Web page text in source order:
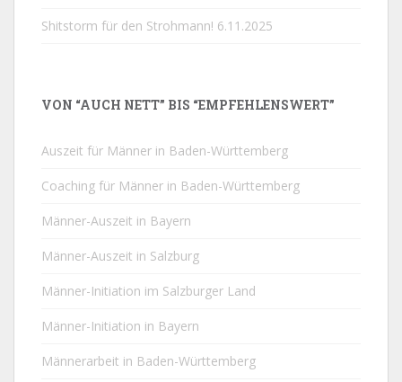
Shitstorm für den Strohmann! 6.11.2025
VON “AUCH NETT” BIS “EMPFEHLENSWERT”
Auszeit für Männer in Baden-Württemberg
Coaching für Männer in Baden-Württemberg
Männer-Auszeit in Bayern
Männer-Auszeit in Salzburg
Männer-Initiation im Salzburger Land
Männer-Initiation in Bayern
Männerarbeit in Baden-Württemberg